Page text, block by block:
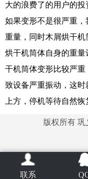
大的浪费了的用户的投
如果变形不是很严重
重量，同时木屑烘干
烘干机筒体自身的重
干机筒体变形比较严
致设备严重振动，这
上方，停机等待自然恢
版权所有 巩
联系